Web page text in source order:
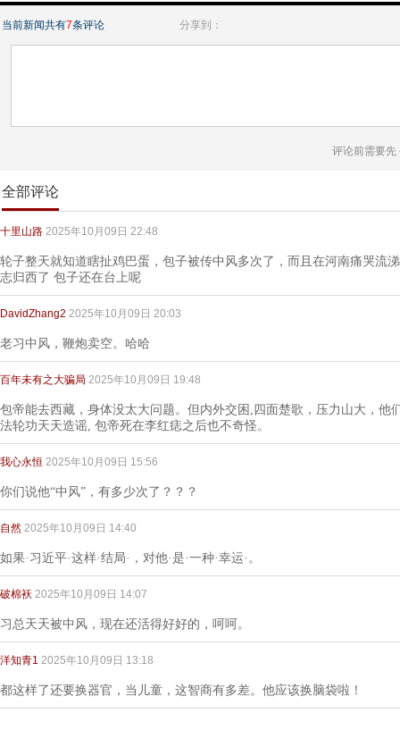
当前新闻共有7条评论 分享到：
评论前需要先
全部评论
十里山路 2025年10月09日 22:48
轮子整天就知道瞎扯鸡巴蛋，包子被传中风多次了，而且在河南痛哭流
志归西了 包子还在台上呢
DavidZhang2 2025年10月09日 20:03
老习中风，鞭炮卖空。哈哈
百年未有之大骗局 2025年10月09日 19:48
包帝能去西藏，身体没太大问题。但内外交困,四面楚歌，压力山大，他
法轮功天天造谣, 包帝死在李红痣之后也不奇怪。
我心永恒 2025年10月09日 15:56
你们说他“中风”，有多少次了？？？
自然 2025年10月09日 14:40
如果·习近平·这样·结局·，对他·是·一种·幸运·。
破棉袄 2025年10月09日 14:07
习总天天被中风，现在还活得好好的，呵呵。
洋知青1 2025年10月09日 13:18
都这样了还要换器官，当儿童，这智商有多差。他应该换脑袋啦！